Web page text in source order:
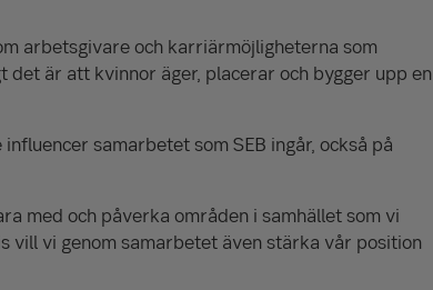
arbetsgivare och karriärmöjligheterna som
är att kvinnor äger, placerar och bygger upp en
samarbetet som SEB ingår, också på
med och påverka områden i samhället som vi
vi genom samarbetet även stärka vår position